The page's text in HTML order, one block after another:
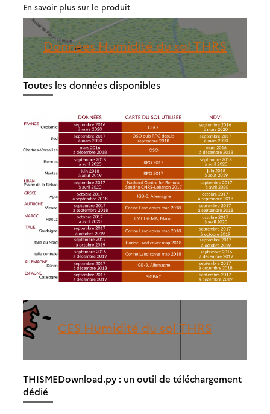
En savoir plus sur le produit
Données Humidité du sol THRS
Toutes les données disponibles
CES Humidité du sol THRS
THISMEDownload.py : un outil de téléchargement
dédié